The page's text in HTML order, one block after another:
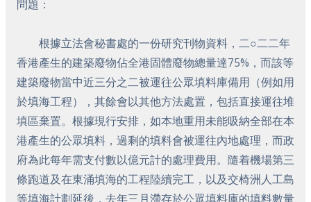
問題：
根據立法會秘書處的一份研究刊物資料，二○二二年
香港產生的建築廢物佔全港固體廢物總量達75%，而該等
建築廢物當中近三分之二被運往公眾填料庫備用（例如用
於填海工程），其餘會以其他方法處置，包括直接運往堆
填區棄置。根據現行安排，如本地重用未能吸納全部在本
港產生的公眾填料，過剩的填料會被運往內地處理，而政
府為此每年需支付數以億元計的處理費用。隨着機場第三
條跑道及在東涌填海的工程陸續完工，以及交椅洲人工島
等填海計劃延後，去年三月滯存於公眾填料庫的填料數量